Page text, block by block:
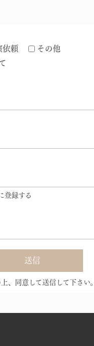
依頼
その他
登録する
送信
、同意して送信して下さい。